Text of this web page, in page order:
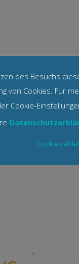
verdeutlichen
und
behandelt.
des Besuchs
von Cookies. Für
Cookie-
Cookies